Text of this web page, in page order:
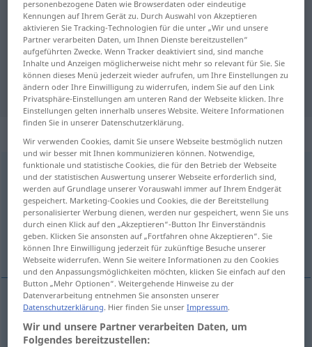
Deutsch-Tschechisch Übersetzung
für "Illustrierte"
"Illustrierte" Tschechisch
Übersetzung
„Illustrierte“: feminin
Illustriertef <→akk>
Übersicht aller Übersetzungen
(Für mehr Details die Übersetzung anklicken/antippen)
ilustrovaný časopis
časopis
personenbezogene Daten wie Browserdaten oder eindeutige
Kennungen auf Ihrem Gerät zu. Durch Auswahl von Akzeptieren
aktivieren Sie Tracking-Technologien für die unter „Wir und unsere
Partner verarbeiten Daten, um Ihnen Dienste bereitzustellen“
aufgeführten Zwecke. Wenn Tracker deaktiviert sind, sind manche
Inhalte und Anzeigen möglicherweise nicht mehr so relevant für Sie. Sie
können dieses Menü jederzeit wieder aufrufen, um Ihre Einstellungen zu
ändern oder Ihre Einwilligung zu widerrufen, indem Sie auf den Link
Privatsphäre-Einstellungen am unteren Rand der Webseite klicken. Ihre
Einstellungen gelten innerhalb unseres Website. Weitere Informationen
finden Sie in unserer Datenschutzerklärung.
Wir verwenden Cookies, damit Sie unsere Webseite bestmöglich nutzen
und wir besser mit Ihnen kommunizieren können. Notwendige,
funktionale und statistische Cookies, die für den Betrieb der Webseite
und der statistischen Auswertung unserer Webseite erforderlich sind,
werden auf Grundlage unserer Vorauswahl immer auf Ihrem Endgerät
gespeichert. Marketing-Cookies und Cookies, die der Bereitstellung
personalisierter Werbung dienen, werden nur gespeichert, wenn Sie uns
durch einen Klick auf den „Akzeptieren“-Button Ihr Einverständnis
geben. Klicken Sie ansonsten auf „Fortfahren ohne Akzeptieren“. Sie
können Ihre Einwilligung jederzeit für zukünftige Besuche unserer
Webseite widerrufen. Wenn Sie weitere Informationen zu den Cookies
und den Anpassungsmöglichkeiten möchten, klicken Sie einfach auf den
Button „Mehr Optionen“. Weitergehende Hinweise zu der
Datenverarbeitung entnehmen Sie ansonsten unserer
Datenschutzerklärung. Hier finden Sie unserImpressum.
Wir und unsere Partner verarbeiten Daten, um
Folgendes bereitzustellen: